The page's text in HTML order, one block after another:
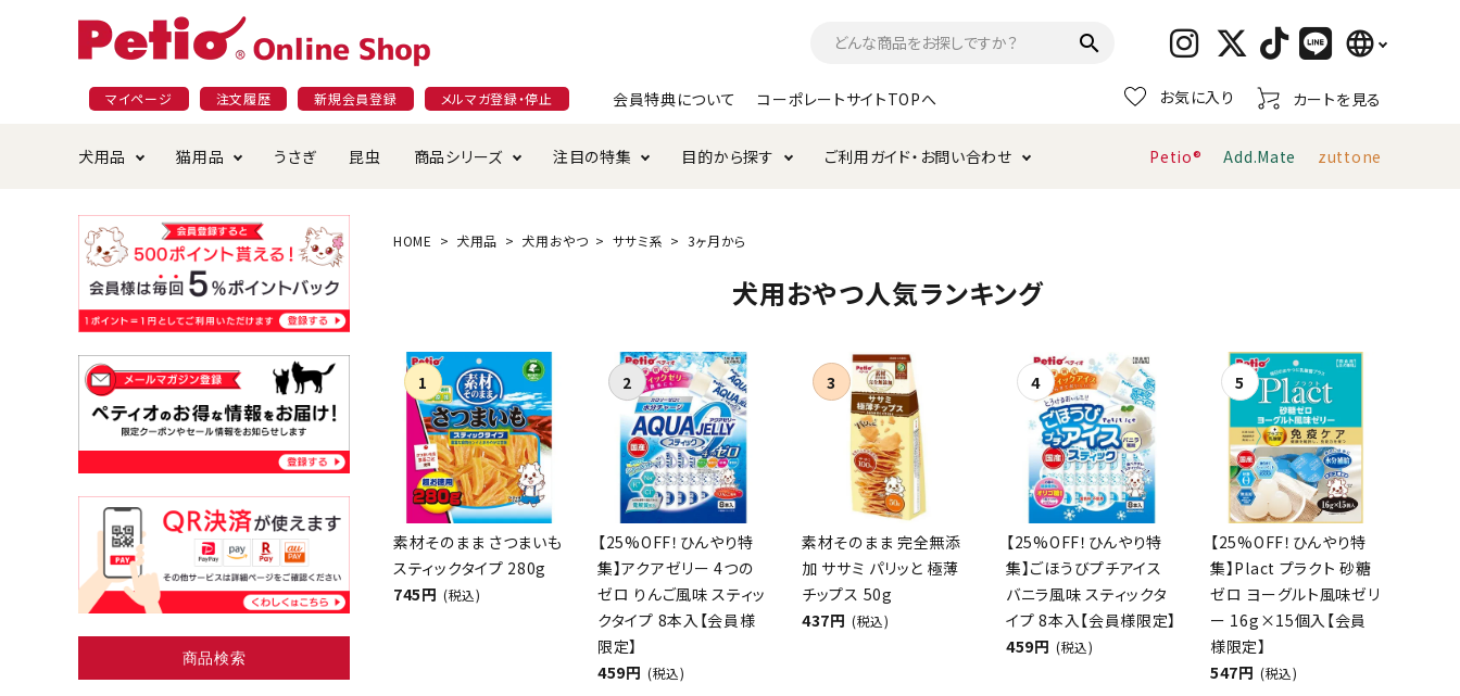
search language
日本語
English
マイページ 注文履歴 新規会員登録 メルマガ登録・停止 会員特典について コーポレートサイトTOPへ お気に入り カートを見る
犬用品
ドッグフード おやつ
ペットシーツ サークル・ケージ
おもちゃ 食器・給水器 防虫用品 服・ウェア
首輪・ハーネス・リード しつけ用品 替え・交換パーツ
猫用品
ごはん・おやつ お手入れ・ケア用品
ベッド・ハウス・マット キャリーバッグ
食器・給水器 防虫用品 服・ウェア 首輪・ハーネス
替え・交換パーツ
うさぎ 昆虫 商品シリーズ
プラクト 素材そのまま
注目の特集
夜のお散歩特集 無添加特集
目的から探す
国産フード&おやつ特集
じゃらして遊ぶ 引っ張って遊ぶ 投げて遊ぶ デンタルおもちゃ
またたび・元気草
小型犬にオススメ ダイエット中にオススメ まとめ買いでオトク！！ ネコポス対象商品一覧
ご利用ガイド・お問い合わせ
ショッピングガイド 会員特典について
返品・交換について
Petio® Add.Mate zuttone
商品検索
HOME 犬用品 犬用おやつ ササミ系 3ヶ月から
犬用おやつ人気ランキング
素材そのまま さつまいも
スティックタイプ 280g
745円 (税込)
【25%OFF！ひんやり特
集】アクアゼリー 4つの
ゼロ りんご風味 スティッ
クタイプ 8本入【会員様
限定】
459円 (税込)
素材そのまま 完全無添
加 ササミ パリッと 極薄
チップス 50g
437円 (税込)
【25%OFF！ひんやり特
集】ごほうびプチアイス
バニラ風味 スティックタ
イプ 8本入【会員様限定】
459円 (税込)
【25%OFF！ひんやり特
集】Plact プラクト 砂糖
ゼロ ヨーグルト風味ゼリ
ー 16g×15個入【会員
様限定】
547円 (税込)